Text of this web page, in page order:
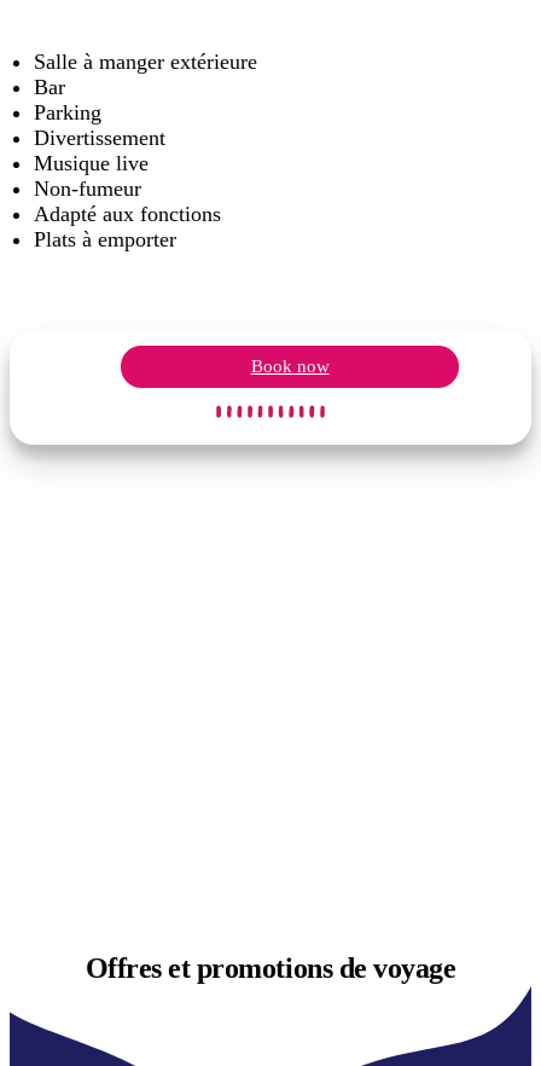
Salle à manger extérieure
Bar
Parking
Divertissement
Musique live
Non-fumeur
Adapté aux fonctions
Plats à emporter
Book now
Offres etpromotions de voyage